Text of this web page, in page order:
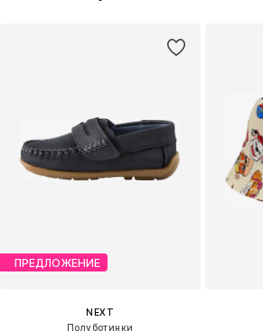
ПРЕДЛОЖЕНИЕ
NEXT
Полуботинки